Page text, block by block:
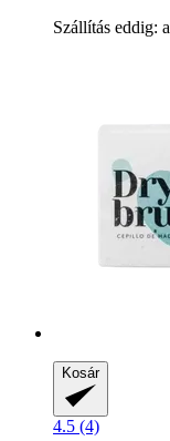
Szállítás eddig:
Kosár
4.5 (4)